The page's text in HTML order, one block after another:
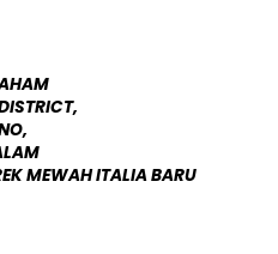
MEWAH ITALIA BARU